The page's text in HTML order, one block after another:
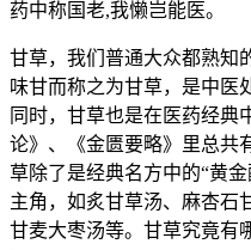
药中称国老,我懒岂能医。
甘草，我们普通大众都熟知
味甘而称之为甘草，是中医
同时，甘草也是在医药经典
论》、《金匮要略》里总共
草除了是经典名方中的“黄
主角，如炙甘草汤、麻杏石
甘麦大枣汤等。甘草究竟有